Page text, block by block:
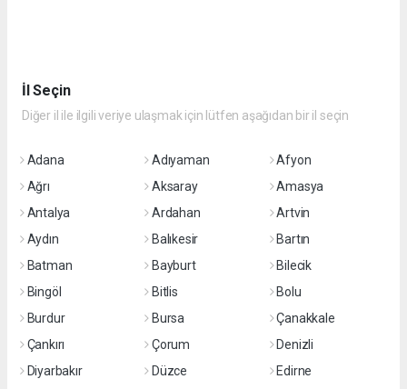
İl Seçin
Diğer il ile ilgili veriye ulaşmak için lütfen aşağıdan bir il seçin
Adana Adıyaman
Afyon
Ağrı
Aksaray
Amasya
Antalya
Ardahan
Artvin
Aydın
Balıkesir
Bartın
Batman
Bayburt
Bilecik
Bingöl
Bitlis
Bolu
Burdur
Bursa
Çanakkale
Çankırı
Çorum
Denizli
Diyarbakır
Düzce
Edirne